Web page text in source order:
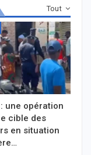
Tout
une opération
cible des
en situation